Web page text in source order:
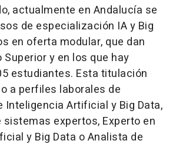
actualmente en Andalucía se
de especialización IA y Big
en oferta modular, que dan
y en los que hay
estudiantes. Esta titulación
a perfiles laborales de
Inteligencia Artificial y Big Data,
sistemas expertos, Experto en
y Big Data o Analista de